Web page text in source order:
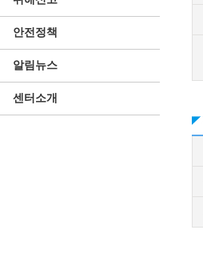
안전정책
알림뉴스
센터소개